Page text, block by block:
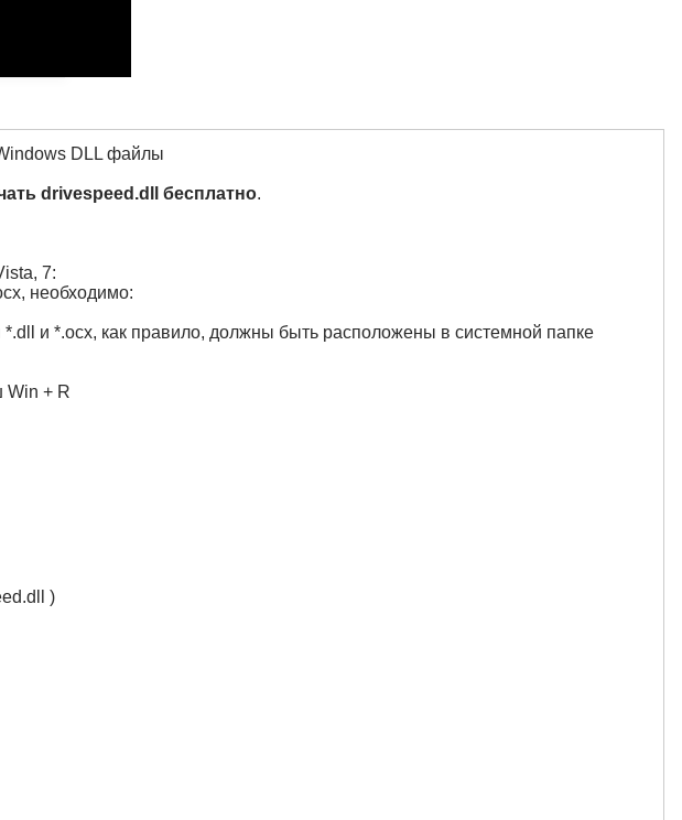
DLL файлы
drivespeed.dll бесплатно.
7:
необходимо:
и *.ocx, как правило, должны быть расположены в системной папке
Win + R
)